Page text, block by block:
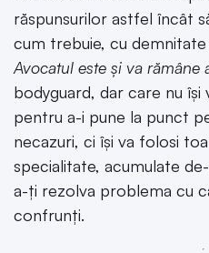
răspunsurilor astfel încât
cum trebuie, cu
Avocatul este și va rămâne
bodyguard, dar care nu
pentru a-i pune la punct
necazuri, ci își va folosi
specialitate, acumulate
a-ți rezolva problema cu
confrunți.